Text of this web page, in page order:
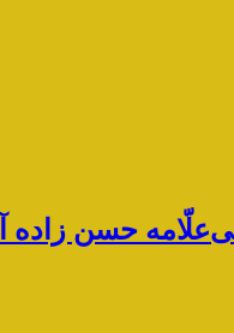
علّامه حسن زاده